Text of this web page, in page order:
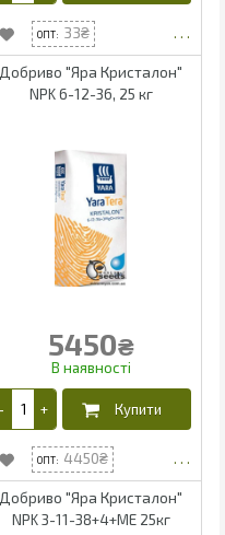
33
Добриво "Яра Кристалон"
NPK 6-12-36, 25 кг
5450₴
4450
Добриво "Яра Кристалон"
NPK 3-11-38+4+МЕ 25кг